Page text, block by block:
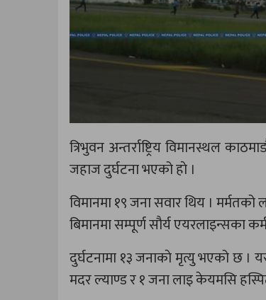
त्रिभुवन अन्तर्राष्ट्रिय विमानस्थल
जहाज दुर्घटना भएको हाे ।
विमानमा १९ जना सवार थिय ।
बिमानमा सम्पूर्ण सौर्य एयरलाइन्सका
दुर्घटनामा १३ जनाकाे मृत्यु भएको छ ।
मदर ल्याण्ड र १ जना लाइ केयमसि